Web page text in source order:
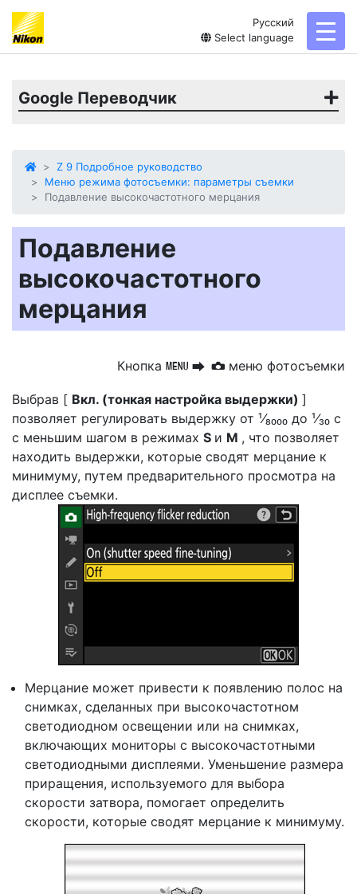
Русский
Select language
Google Переводчик
Z 9 Подробное руководство
Меню режима фотосъемки: параметры съемки
Подавление высокочастотного мерцания
Подавление
высокочастотного
мерцания
Кнопка G U C меню фотосъемки
Выбрав [ Вкл. (тонкая настройка выдержки) ]
позволяет регулировать выдержку от ¹⁄₈₀₀₀ до ¹⁄₃₀ с
с меньшим шагом в режимах S и M , что позволяет
находить выдержки, которые сводят мерцание к
минимуму, путем предварительного просмотра на
дисплее съемки.
Мерцание может привести к появлению полос на
снимках, сделанных при высокочастотном
светодиодном освещении или на снимках,
включающих мониторы с высокочастотными
светодиодными дисплеями. Уменьшение размера
приращения, используемого для выбора
скорости затвора, помогает определить
скорости, которые сводят мерцание к минимуму.